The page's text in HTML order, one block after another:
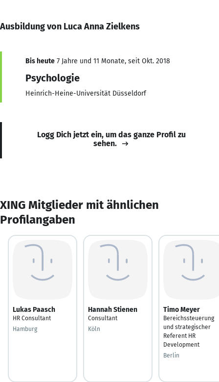
Ausbildung von Luca Anna Zielkens
Bis heute 7 Jahre und 11 Monate, seit Okt. 2018
Psychologie
Heinrich-Heine-Universität Düsseldorf
Logg Dich jetzt ein, um das ganze Profil zu
sehen.
XING Mitglieder mit ähnlichen
Profilangaben
Lukas Paasch
HR Consultant
Hamburg
Hannah Stienen
Consultant
Köln
Timo Meyer
Bereichssteuerung
und strategischer
Referent HR
Development
Berlin